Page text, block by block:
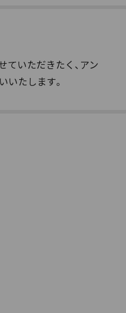
ていただきたく、アン
いたします。